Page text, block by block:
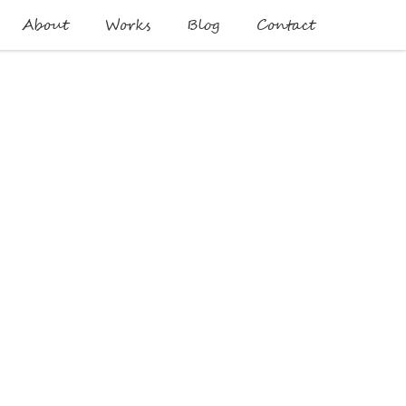
About Works Blog Contact